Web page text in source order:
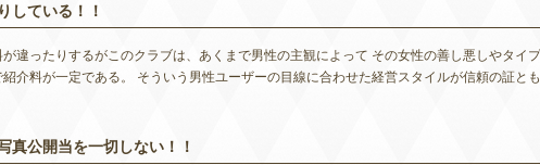
している！！
違ったりするがこのクラブは、あくまで男性の主観によって その女性の善し悪しやタイ
介料が一定である。 そういう男性ユーザーの目線に合わせた経営スタイルが信頼の証と
真公開当を一切しない！！